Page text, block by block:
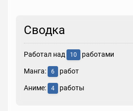
Сводка
Работал над 10 работами
Манга: 6 работ
Аниме: 4 работы